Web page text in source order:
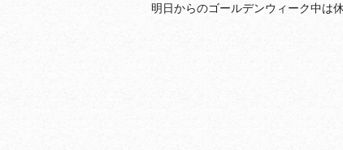
明日からのゴールデンウィーク中は